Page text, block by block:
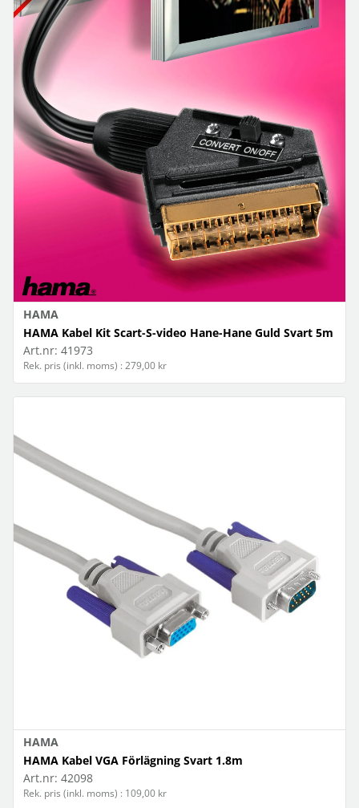
HAMA
HAMA Kabel Kit Scart-S-video Hane-Hane Guld Svart 5m
Art.nr: 41973
Rek. pris (inkl. moms) : 279,00 kr
HAMA
HAMA Kabel VGA Förlägning Svart 1.8m
Art.nr: 42098
Rek. pris (inkl. moms) : 109,00 kr